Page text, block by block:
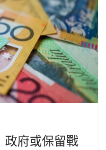
政府或保留戰